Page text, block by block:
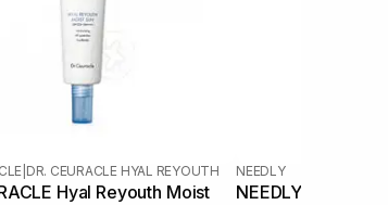
DR. CEURACLE HYAL REYOUTH
Hyal Reyouth Moist
NEEDLY
NEEDLY Vegan